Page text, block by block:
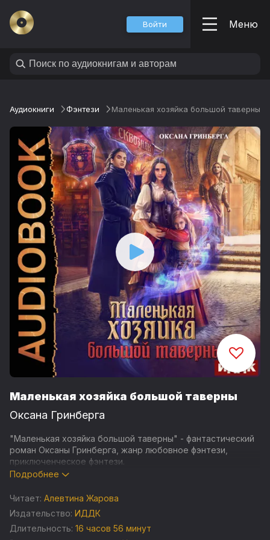
Войти Меню
Аудиокниги Фэнтези Маленькая хозяйка большой таверны
Маленькая хозяйка большой таверны
Оксана Гринберга
"Маленькая хозяйка большой таверны" - фантастический
роман Оксаны Гринберга, жанр любовное фэнтези,
приключенческое фэнтези.
лишилась буквального всего. Правда, теперь у меня есть
маленькая дочь, и я никому ее не отдам. А еще погрязшая
в долгах таверна, которой я собираюсь управлять.
Подробнее
Читает: Алевтина Жарова
Издательство: ИДДК
Длительность: 16 часов 56 минут